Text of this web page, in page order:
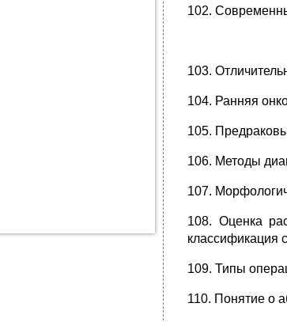
102.
103.
104. Ранняя
105.
106. Методы
107.
108. Оценка
классификация
109. Типы
110. Понятие о